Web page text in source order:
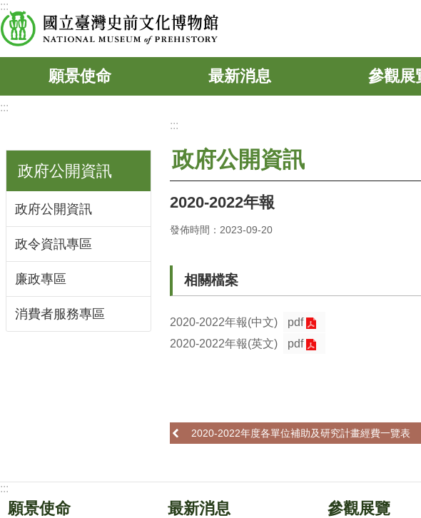
跳到主要內容區塊
:::
願景使命 最新消息 參觀展
:::
政府公開資訊
政府公開資訊
政令資訊專區
廉政專區
消費者服務專區
:::
政府公開資訊
2020-2022年報
發佈時間：2023-09-20
相關檔案
2020-2022年報(中文)
pdf
2020-2022年報(英文)
pdf
2020-2022年度各單位補助及研究計畫經費一覽表
:::
願景使命 最新消息 參觀展覽